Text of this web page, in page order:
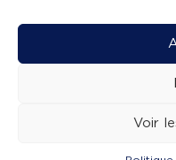
Voir
Mentions légales